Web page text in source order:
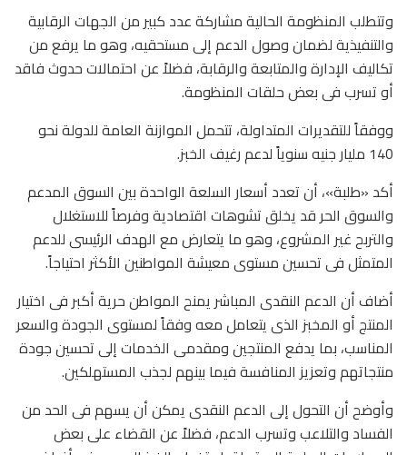
وتتطلب المنظومة الحالية مشاركة عدد كبير من الجهات الرقابية
والتنفيذية لضمان وصول الدعم إلى مستحقيه، وهو ما يرفع من
تكاليف الإدارة والمتابعة والرقابة، فضلاً عن احتمالات حدوث فاقد
أو تسرب فى بعض حلقات المنظومة.
ووفقاً للتقديرات المتداولة، تتحمل الموازنة العامة للدولة نحو
140 مليار جنيه سنوياً لدعم رغيف الخبز.
أكد «طلبة»، أن تعدد أسعار السلعة الواحدة بين السوق المدعم
والسوق الحر قد يخلق تشوهات اقتصادية وفرصاً للاستغلال
والتربح غير المشروع، وهو ما يتعارض مع الهدف الرئيسى للدعم
المتمثل فى تحسين مستوى معيشة المواطنين الأكثر احتياجاً.
أضاف أن الدعم النقدى المباشر يمنح المواطن حرية أكبر فى اختيار
المنتج أو المخبز الذى يتعامل معه وفقاً لمستوى الجودة والسعر
المناسب، بما يدفع المنتجين ومقدمى الخدمات إلى تحسين جودة
منتجاتهم وتعزيز المنافسة فيما بينهم لجذب المستهلكين.
وأوضح أن التحول إلى الدعم النقدى يمكن أن يسهم فى الحد من
الفساد والتلاعب وتسرب الدعم، فضلاً عن القضاء على بعض